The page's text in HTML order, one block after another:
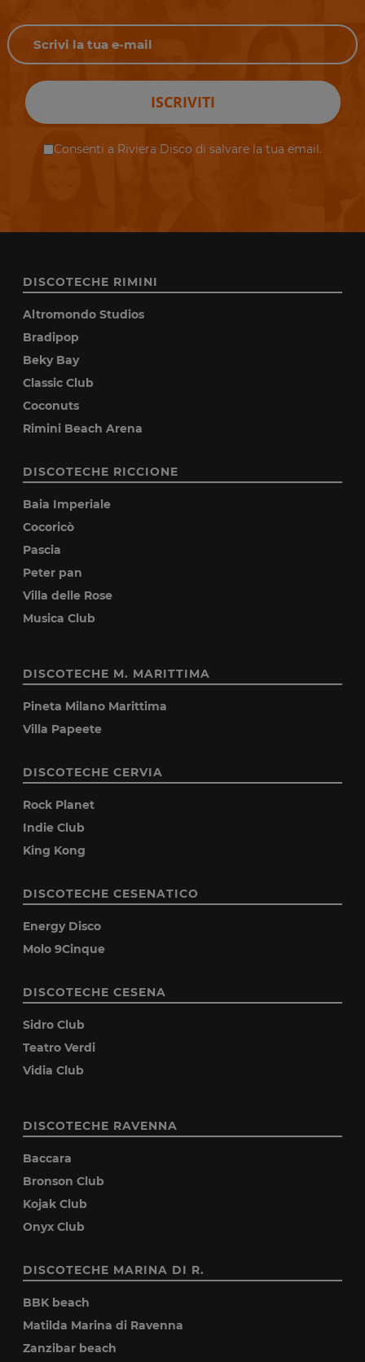
ISCRIVITI
Consenti a Riviera Disco di salvare la tua email.
DISCOTECHE RIMINI
Altromondo Studios
Bradipop
Beky Bay
Classic Club
Coconuts
Rimini Beach Arena
DISCOTECHE RICCIONE
Baia Imperiale
Cocoricò
Pascia
Peter pan
Villa delle Rose
Musica Club
DISCOTECHE M. MARITTIMA
Pineta Milano Marittima
Villa Papeete
DISCOTECHE CERVIA
Rock Planet
Indie Club
King Kong
DISCOTECHE CESENATICO
Energy Disco
Molo 9Cinque
DISCOTECHE CESENA
Sidro Club
Teatro Verdi
Vidia Club
DISCOTECHE RAVENNA
Baccara
Bronson Club
Kojak Club
Onyx Club
DISCOTECHE MARINA DI R.
BBK beach
Matilda Marina di Ravenna
Zanzibar beach